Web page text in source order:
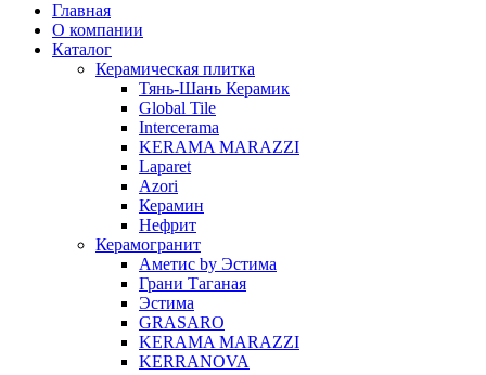
Главная
О компании
Каталог
Керамическая плитка
Тянь-Шань Керамик
Global Tile
Intercerama
KERAMA MARAZZI
Laparet
Аzori
Керамин
Нефрит
Керамогранит
Аметис by Эстима
Грани Таганая
Эстима
GRASARO
KERAMA MARAZZI
KERRANOVA